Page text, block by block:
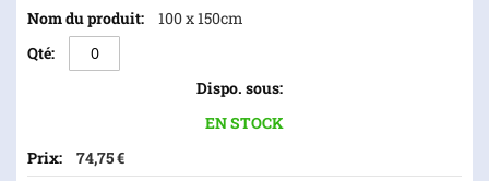
100 x 150cm
EN STOCK
74,75 €